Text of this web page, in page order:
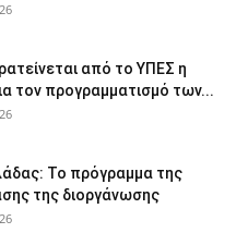
από το ΥΠΕΣ η
τον προγραμματισμό των...
Το πρόγραμμα της
της διοργάνωσης